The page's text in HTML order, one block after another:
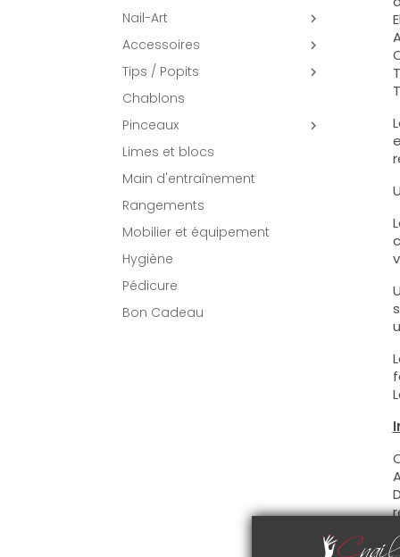
Nail-Art

Accessoires 
Tips / Popits 
Chablons
Pinceaux

Limes et blocs
Main d'entraînement
Rangements
Mobilier et équipement
Hygiène
Pédicure
Bon Cadeau